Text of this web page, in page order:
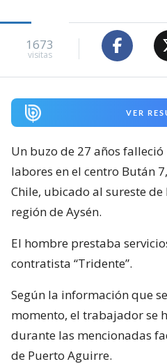
1673
visitas
VER
Un buzo de 27 años
labores en el centro Bután
Chile, ubicado al sureste
región de Aysén.
El hombre prestaba
contratista “Tridente”.
Según la información que
momento, el trabajador se
durante las mencionadas
de Puerto Aguirre.